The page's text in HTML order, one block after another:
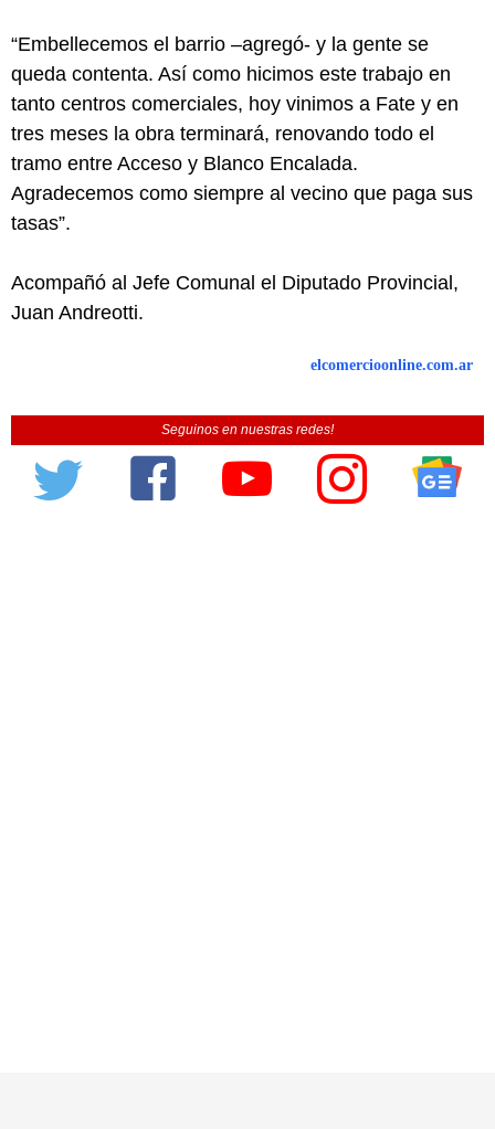
“Embellecemos el barrio –agregó- y la gente se
queda contenta. Así como hicimos este trabajo en
tanto centros comerciales, hoy vinimos a Fate y en
tres meses la obra terminará, renovando todo el
tramo entre Acceso y Blanco Encalada.
Agradecemos como siempre al vecino que paga sus
tasas”.
Acompañó al Jefe Comunal el Diputado Provincial,
Juan Andreotti.
elcomercioonline.com.ar
Seguinos en nuestras redes!